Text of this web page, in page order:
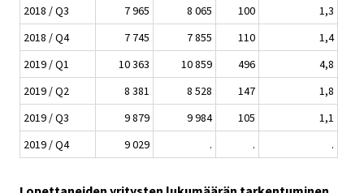
2018 / Q3 7 965 8 065 100
1,3
2018 / Q4
7 745 7 855 110
1,4
2019 / Q1
10 363 10 859 496
4,8
2019 / Q2
8 381 8 528 147
1,8
2019 / Q3
9 879 9 984 105
1,1
2019 / Q4
9 029 . . .